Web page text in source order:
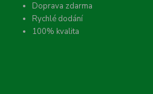
Doprava zdarma
Rychlé dodání
100% kvalita